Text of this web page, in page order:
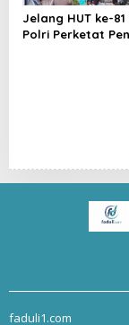
Jelang HUT ke-81
Polri Perketat
faduli1.com